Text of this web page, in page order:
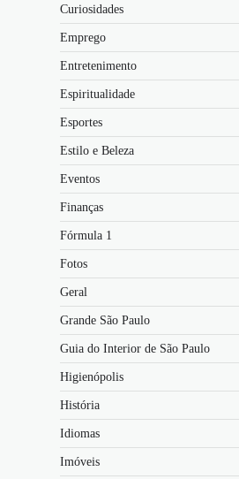
Curiosidades
Emprego
Entretenimento
Espiritualidade
Esportes
Estilo e Beleza
Eventos
Finanças
Fórmula 1
Fotos
Geral
Grande São Paulo
Guia do Interior de São Paulo
Higienópolis
História
Idiomas
Imóveis